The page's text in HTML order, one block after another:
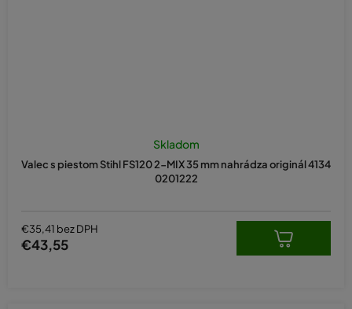
Valec s piestom Stihl FS120 2-MIX 35 mm nahrádza originál 4134
0201222
Skladom
€35,41 bez DPH
€43,55